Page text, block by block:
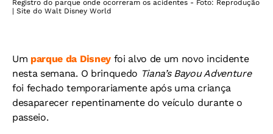
Registro do parque onde ocorreram os acidentes - Foto: Reprodução
| Site do Walt Disney World
Um parque da Disney foi alvo de um novo incidente
nesta semana. O brinquedo Tiana’s Bayou Adventure
foi fechado temporariamente após uma criança
desaparecer repentinamente do veículo durante o
passeio.